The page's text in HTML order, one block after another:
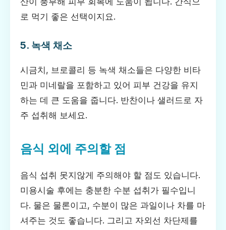
로 먹기 좋은 선택이지요.
5. 녹색 채소
시금치, 브로콜리 등 녹색 채소들은 다양한 비타
민과 미네랄을 포함하고 있어 피부 건강을 유지
하는 데 큰 도움을 줍니다. 반찬이나 샐러드로 자
주 섭취해 보세요.
음식 외에 주의할 점
음식 섭취 못지않게 주의해야 할 점도 있습니다.
미용시술 후에는 충분한 수분 섭취가 필수입니
다. 물은 물론이고, 수분이 많은 과일이나 차를 마
셔주는 것도 좋습니다. 그리고 자외선 차단제를